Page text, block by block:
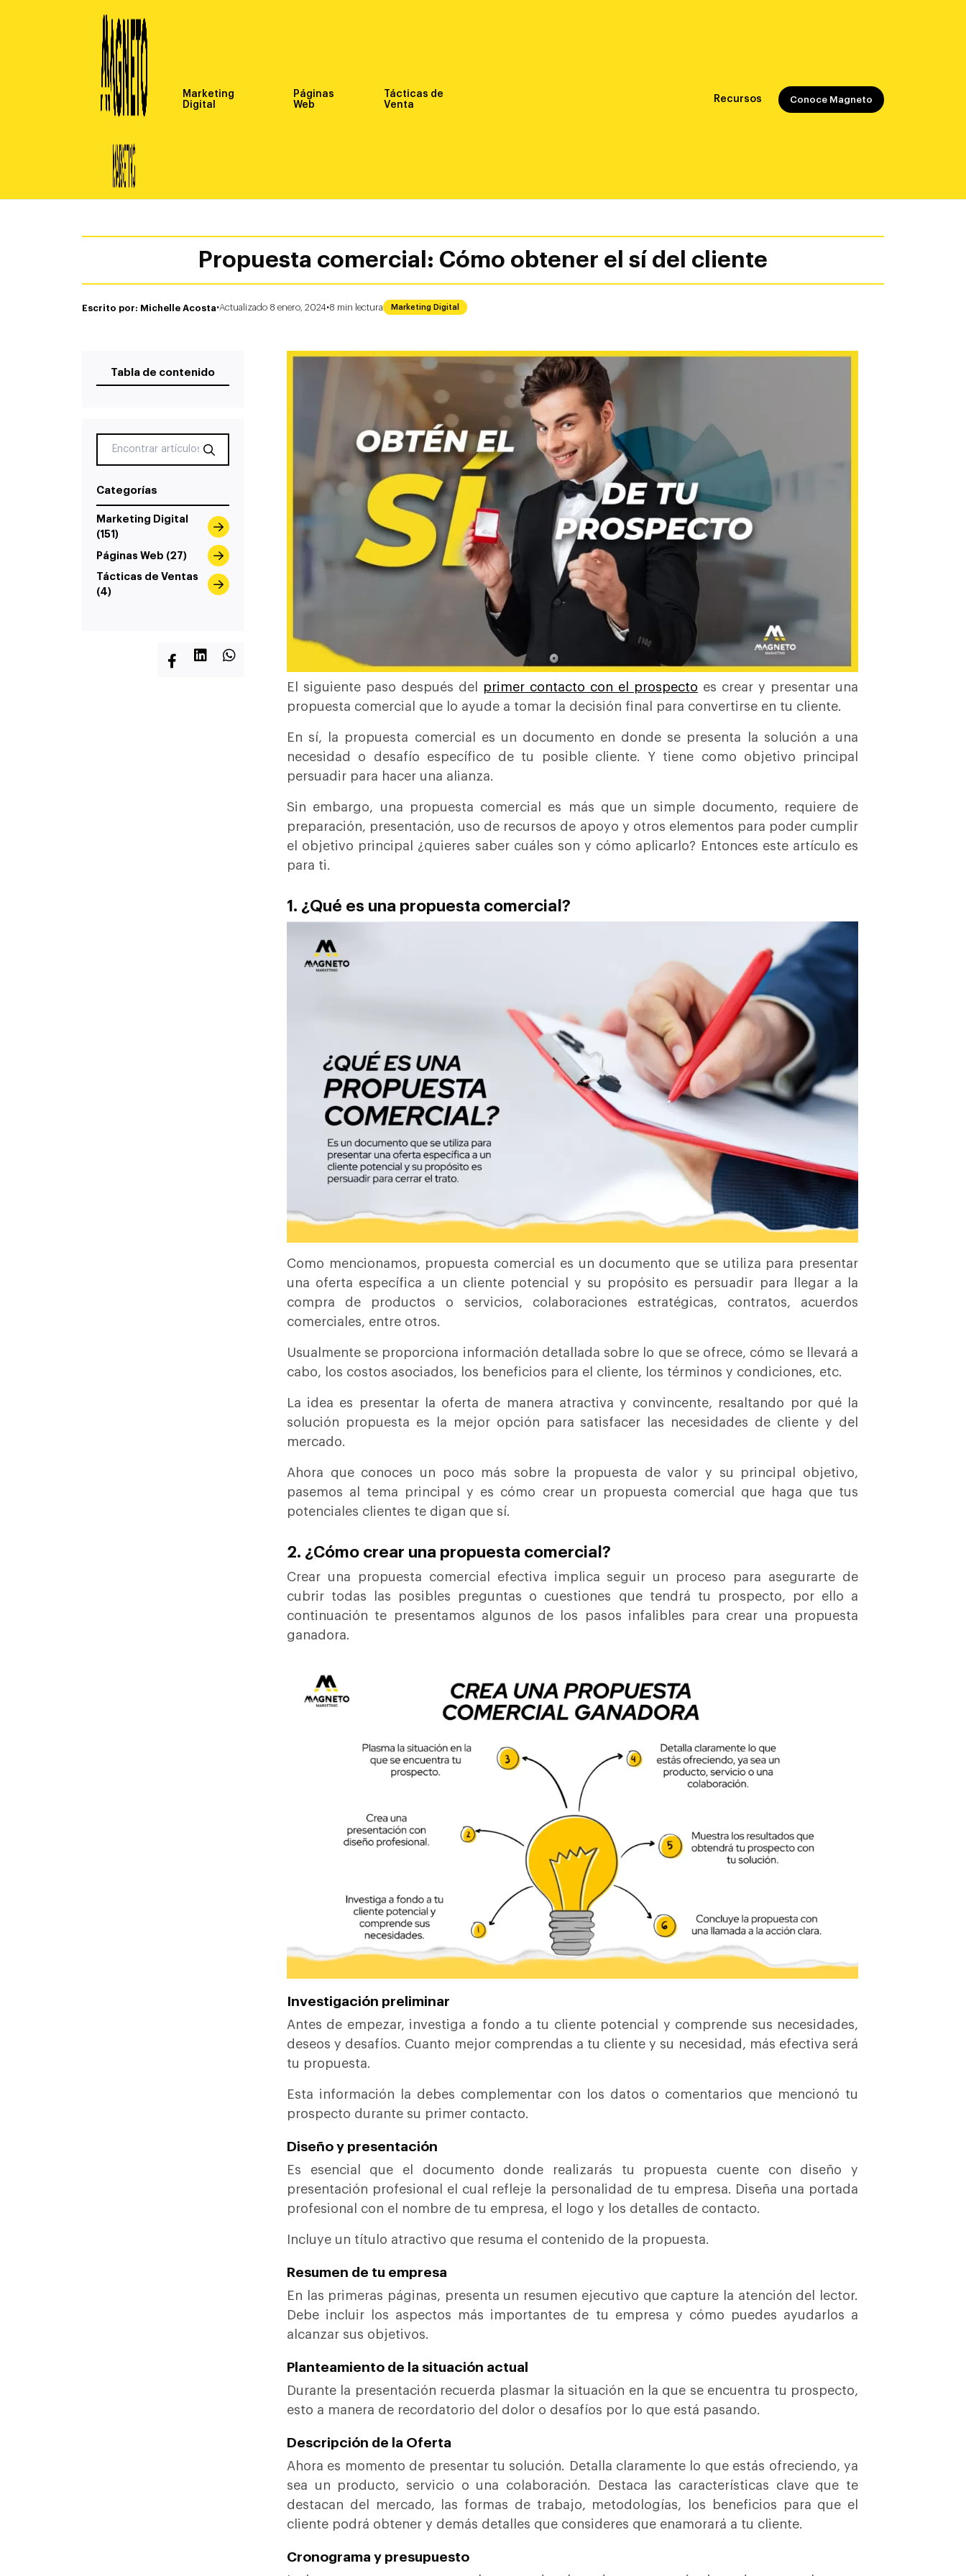
Marketing
Digital
Páginas
Web
Tácticas de
Venta
Recursos Conoce Magneto
Propuesta comercial: Cómo obtener el sí del cliente
Escrito por: Michelle Acosta·Actualizado 8 enero, 2024·8 min lectura Marketing Digital
Tabla de contenido
Categorías
Marketing Digital
(151)
Páginas Web (27)
Tácticas de Ventas
(4)
El siguiente paso después del primer contacto con el prospecto es crear y presentar una
propuesta comercial que lo ayude a tomar la decisión final para convertirse en tu cliente.
En sí, la propuesta comercial es un documento en donde se presenta la solución a una
necesidad o desafío específico de tu posible cliente. Y tiene como objetivo principal
persuadir para hacer una alianza.
Sin embargo, una propuesta comercial es más que un simple documento, requiere de
preparación, presentación, uso de recursos de apoyo y otros elementos para poder cumplir
el objetivo principal ¿quieres saber cuáles son y cómo aplicarlo? Entonces este artículo es
para ti.
1. ¿Qué es una propuesta comercial?
Como mencionamos, propuesta comercial es un documento que se utiliza para presentar
una oferta específica a un cliente potencial y su propósito es persuadir para llegar a la
compra de productos o servicios, colaboraciones estratégicas, contratos, acuerdos
comerciales, entre otros.
Usualmente se proporciona información detallada sobre lo que se ofrece, cómo se llevará a
cabo, los costos asociados, los beneficios para el cliente, los términos y condiciones, etc.
La idea es presentar la oferta de manera atractiva y convincente, resaltando por qué la
solución propuesta es la mejor opción para satisfacer las necesidades de cliente y del
mercado.
Ahora que conoces un poco más sobre la propuesta de valor y su principal objetivo,
pasemos al tema principal y es cómo crear un propuesta comercial que haga que tus
potenciales clientes te digan que sí.
2. ¿Cómo crear una propuesta comercial?
Crear una propuesta comercial efectiva implica seguir un proceso para asegurarte de
cubrir todas las posibles preguntas o cuestiones que tendrá tu prospecto, por ello a
continuación te presentamos algunos de los pasos infalibles para crear una propuesta
ganadora.
Investigación preliminar
Antes de empezar, investiga a fondo a tu cliente potencial y comprende sus necesidades,
deseos y desafíos. Cuanto mejor comprendas a tu cliente y su necesidad, más efectiva será
tu propuesta.
Esta información la debes complementar con los datos o comentarios que mencionó tu
prospecto durante su primer contacto.
Diseño y presentación
Es esencial que el documento donde realizarás tu propuesta cuente con diseño y
presentación profesional el cual refleje la personalidad de tu empresa. Diseña una portada
profesional con el nombre de tu empresa, el logo y los detalles de contacto.
Incluye un título atractivo que resuma el contenido de la propuesta.
Resumen de tu empresa
En las primeras páginas, presenta un resumen ejecutivo que capture la atención del lector.
Debe incluir los aspectos más importantes de tu empresa y cómo puedes ayudarlos a
alcanzar sus objetivos.
Planteamiento de la situación actual
Durante la presentación recuerda plasmar la situación en la que se encuentra tu prospecto,
esto a manera de recordatorio del dolor o desafíos por lo que está pasando.
Descripción de la Oferta
Ahora es momento de presentar tu solución. Detalla claramente lo que estás ofreciendo, ya
sea un producto, servicio o una colaboración. Destaca las características clave que te
destacan del mercado, las formas de trabajo, metodologías, los beneficios para que el
cliente podrá obtener y demás detalles que consideres que enamorará a tu cliente.
Cronograma y presupuesto